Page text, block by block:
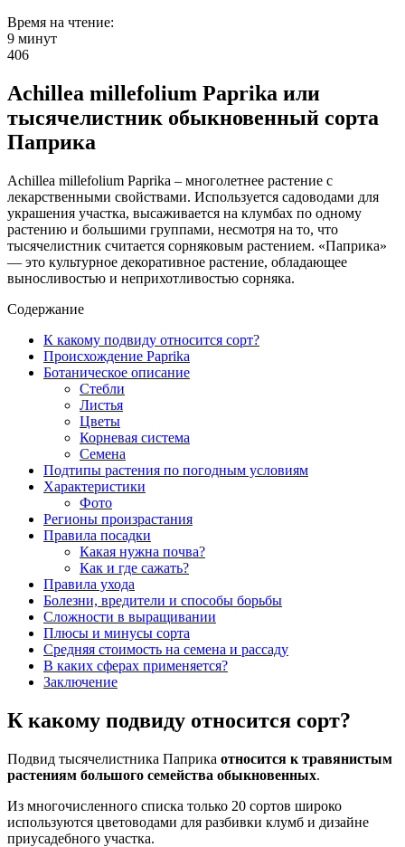
Время на чтение:
9 минут
406
Achillea millefolium Paprika или
тысячелистник обыкновенный сорта
Паприка
Achillea millefolium Paprika – многолетнее растение с
лекарственными свойствами. Используется садоводами для
украшения участка, высаживается на клумбах по одному
растению и большими группами, несмотря на то, что
тысячелистник считается сорняковым растением. «Паприка»
— это культурное декоративное растение, обладающее
выносливостью и неприхотливостью сорняка.
Содержание
К какому подвиду относится сорт?
Происхождение Paprika
Ботаническое описание
Стебли
Листья
Цветы
Корневая система
Семена
Подтипы растения по погодным условиям
Характеристики
Фото
Регионы произрастания
Правила посадки
Какая нужна почва?
Как и где сажать?
Правила ухода
Болезни, вредители и способы борьбы
Сложности в выращивании
Плюсы и минусы сорта
Средняя стоимость на семена и рассаду
В каких сферах применяется?
Заключение
К какому подвиду относится сорт?
Подвид тысячелистника Паприка относится к травянистым
растениям большого семейства обыкновенных.
Из многочисленного списка только 20 сортов широко
используются цветоводами для разбивки клумб и дизайне
приусадебного участка.